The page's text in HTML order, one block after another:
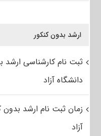
ارشد بدون کنکور
ثبت نام کارشناسی ارشد
دانشگاه آزاد
زمان ثبت نام ارشد بدون
آزاد